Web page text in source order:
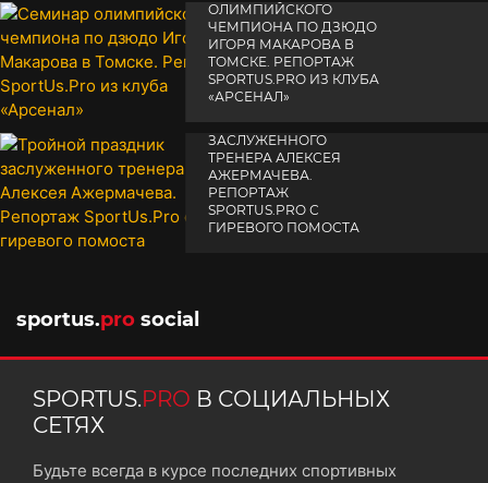
ОЛИМПИЙСКОГО
ЧЕМПИОНА ПО ДЗЮДО
ИГОРЯ МАКАРОВА В
ТОМСКЕ. РЕПОРТАЖ
SPORTUS.PRO ИЗ КЛУБА
«АРСЕНАЛ»
ЗАСЛУЖЕННОГО
ТРЕНЕРА АЛЕКСЕЯ
АЖЕРМАЧЕВА.
РЕПОРТАЖ
SPORTUS.PRO С
ГИРЕВОГО ПОМОСТА
sportus.pro social
SPORTUS.PRO В СОЦИАЛЬНЫХ
СЕТЯХ
Будьте всегда в курсе последних спортивных